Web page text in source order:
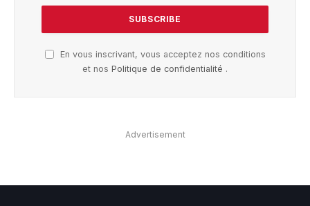
En vous inscrivant, vous acceptez nos conditions
et nos Politique de confidentialité .
Advertisement